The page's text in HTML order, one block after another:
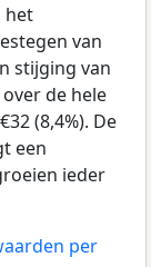
het
van
stijging van
de hele
(8,4%). De
een
ieder
per